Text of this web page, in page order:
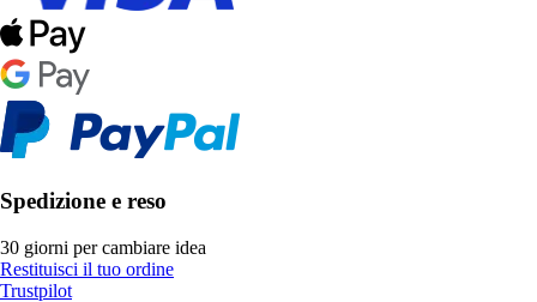
Spedizione e reso
30 giorni per cambiare idea
Restituisci il tuo ordine
Trustpilot